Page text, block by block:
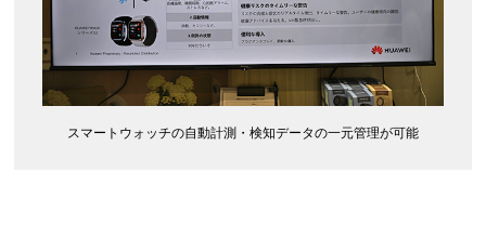
スマートウォッチの自動計測・検知データの一元管理が可能